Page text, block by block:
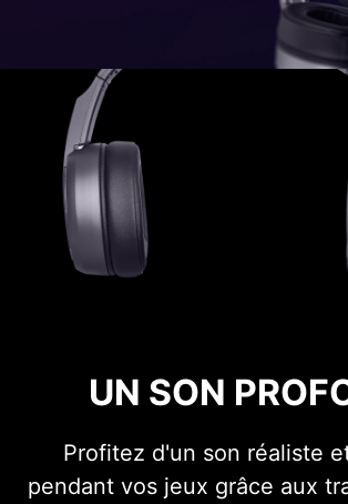
UN SON
Profitez d'un son réaliste
pendant vos jeux grâce aux